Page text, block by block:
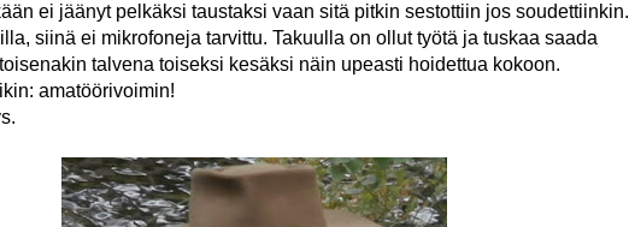
ei jäänyt pelkäksi taustaksi vaan sitä pitkin sestottiin jos soudettiinkin.
siinä ei mikrofoneja tarvittu. Takuulla on ollut työtä ja tuskaa saada
talvena toiseksi kesäksi näin upeasti hoidettua kokoon.
amatöörivoimin!